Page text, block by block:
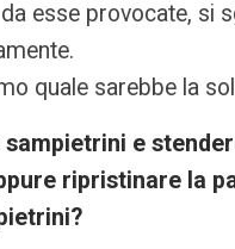
esse provocate, si
quale sarebbe la
e
ripristinare la